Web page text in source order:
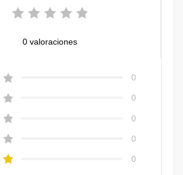
0 valoraciones
0
0
0
0
0